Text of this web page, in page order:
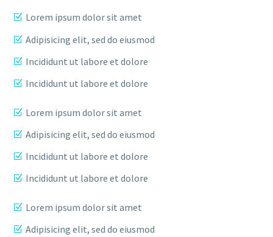
Lorem ipsum dolor sit amet
Adipisicing elit, sed do eiusmod
Incididunt ut labore et dolore
Incididunt ut labore et dolore
Lorem ipsum dolor sit amet
Adipisicing elit, sed do eiusmod
Incididunt ut labore et dolore
Incididunt ut labore et dolore
Lorem ipsum dolor sit amet
Adipisicing elit, sed do eiusmod